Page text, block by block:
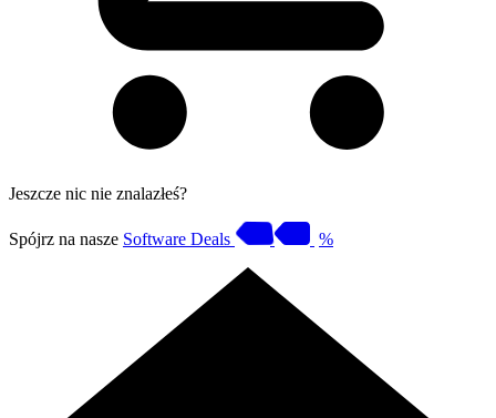
Jeszcze nic nie znalazłeś?
Spójrz na nasze Software Deals %